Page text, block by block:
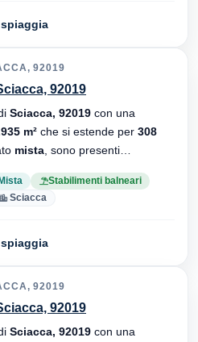
92019
92019
Sciacca, 92019 con una
m² che si estende per 308
mista , sono presenti
Stabilimenti balneari
Sciacca
92019
92019
Sciacca, 92019 con una